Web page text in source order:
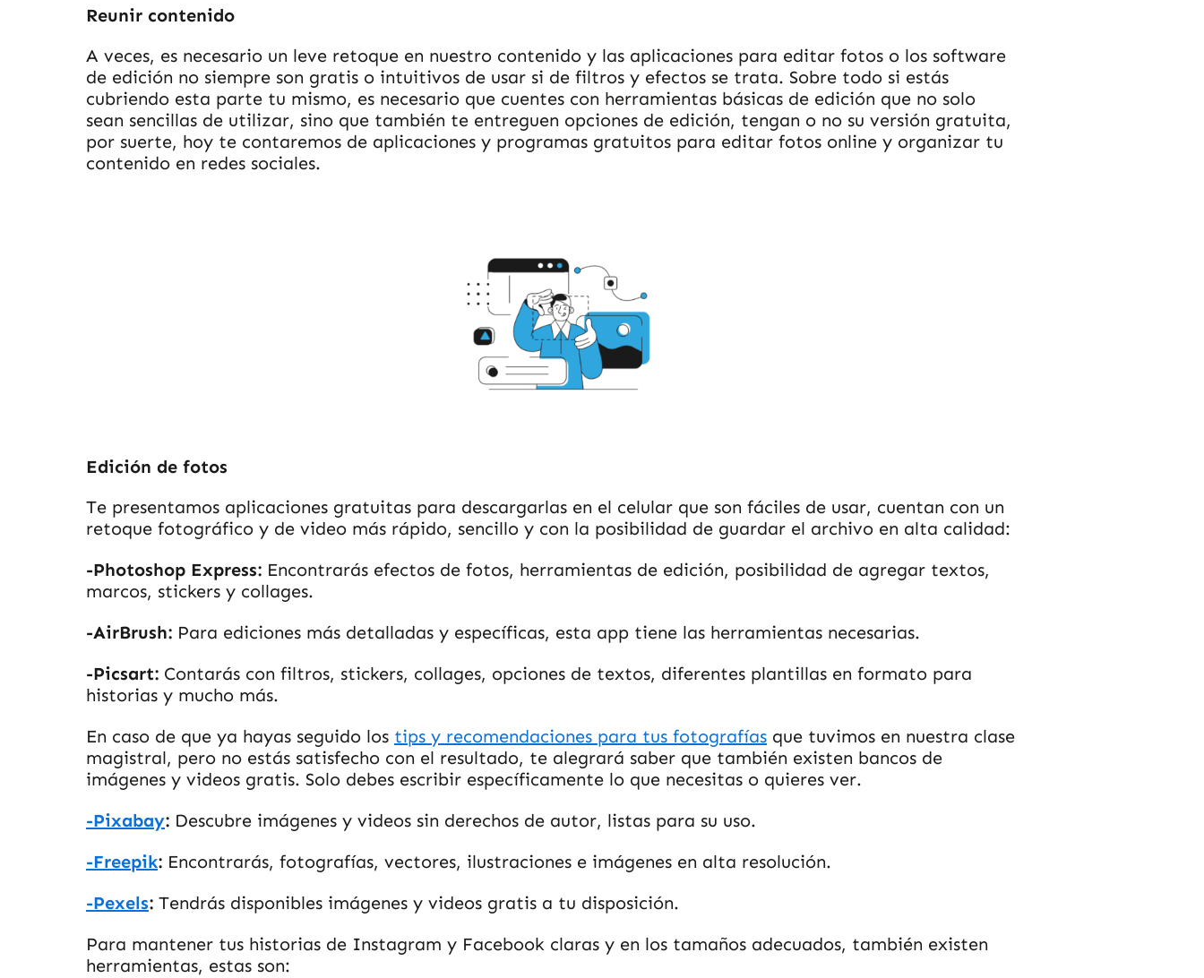
Reunir contenido
A veces, es necesario un leve retoque en nuestro contenido y las aplicaciones para editar fotos o los software
de edición no siempre son gratis o intuitivos de usar si de filtros y efectos se trata. Sobre todo si estás
cubriendo esta parte tu mismo, es necesario que cuentes con herramientas básicas de edición que no solo
sean sencillas de utilizar, sino que también te entreguen opciones de edición, tengan o no su versión gratuita,
por suerte, hoy te contaremos de aplicaciones y programas gratuitos para editar fotos online y organizar tu
contenido en redes sociales.
Edición de fotos
Te presentamos aplicaciones gratuitas para descargarlas en el celular que son fáciles de usar, cuentan con un
retoque fotográfico y de video más rápido, sencillo y con la posibilidad de guardar el archivo en alta calidad:
-Photoshop Express: Encontrarás efectos de fotos, herramientas de edición, posibilidad de agregar textos,
marcos, stickers y collages.
-AirBrush: Para ediciones más detalladas y específicas, esta app tiene las herramientas necesarias.
-Picsart: Contarás con filtros, stickers, collages, opciones de textos, diferentes plantillas en formato para
historias y mucho más.
En caso de que ya hayas seguido los tips y recomendaciones para tus fotografías que tuvimos en nuestra clase
magistral, pero no estás satisfecho con el resultado, te alegrará saber que también existen bancos de
imágenes y videos gratis. Solo debes escribir específicamente lo que necesitas o quieres ver.
-Pixabay: Descubre imágenes y videos sin derechos de autor, listas para su uso.
-Freepik: Encontrarás, fotografías, vectores, ilustraciones e imágenes en alta resolución.
-Pexels: Tendrás disponibles imágenes y videos gratis a tu disposición.
Para mantener tus historias de Instagram y Facebook claras y en los tamaños adecuados, también existen
herramientas, estas son: